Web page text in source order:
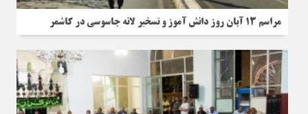
مراسم 13 آبان روز دانش آموز و تسخیر لانه جاسوسی در کاشمر